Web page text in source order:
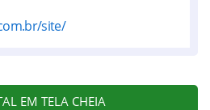
site/
EM TELA CHEIA